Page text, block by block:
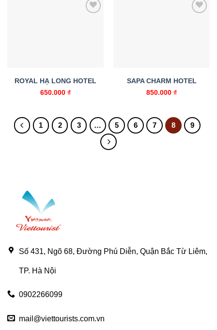
ROYAL HẠ LONG HOTEL
650.000 ₫
SAPA CHARM HOTEL
850.000 ₫
1 2 3 … 5 6 7 8 9
Số 431, Ngõ 68, Đường Phú Diễn, Quận Bắc Từ Liêm,
TP. Hà Nội
0902266099
mail@viettourists.com.vn